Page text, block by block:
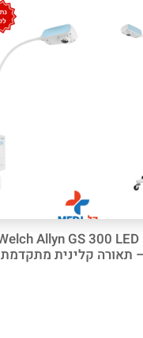
תאורה קלינית מתקדמת